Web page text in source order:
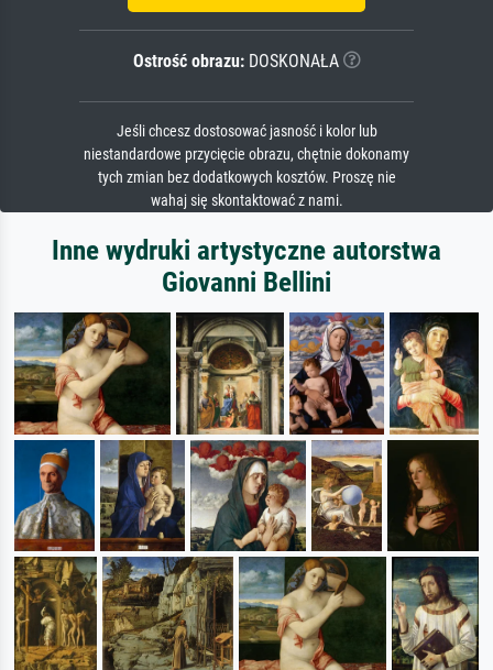
Ostrość obrazu:DOSKONAŁA
Jeśli chcesz dostosować jasność i kolor lub
niestandardowe przycięcie obrazu, chętnie dokonamy
tych zmian bez dodatkowych kosztów. Proszę nie
wahaj się skontaktować z nami.
Inne wydruki artystyczne autorstwa
Giovanni Bellini